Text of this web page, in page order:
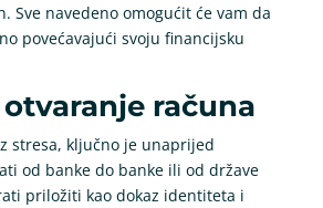
Sve navedeno omogućit će vam da
povećavajući svoju financijsku
računa
stresa, ključno je unaprijed
od banke do banke ili od države
priložiti kao dokaz identiteta i